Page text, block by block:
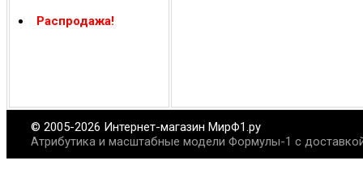
Распродажа!
© 2005-2026 Интернет-магазин МирФ1.ру
Атрибутика и масштабные модели Формулы-1 с